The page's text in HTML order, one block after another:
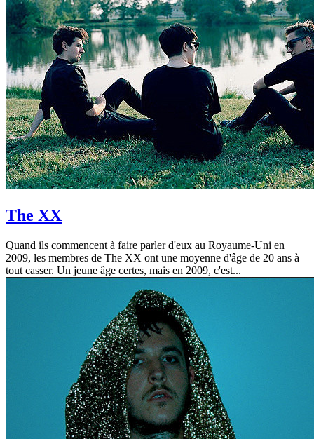
The XX
Quand ils commencent à faire parler d'eux au Royaume-Uni en
2009, les membres de The XX ont une moyenne d'âge de 20 ans à
tout casser. Un jeune âge certes, mais en 2009, c'est...